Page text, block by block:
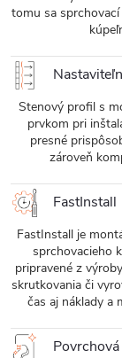
tomu sa
Stenový profil s
prvkom pri
presné
zároveň
FastInstall
FastInstall je
sprchovacieho
pripravené z
skrutkovania či
čas aj náklady a